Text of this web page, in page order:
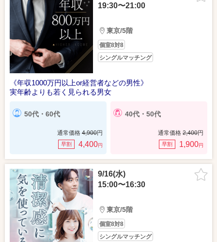
19:30〜21:00
東京/5階
個室8対8
シングルマッチング
《年収1000万円以上or経営者などの男性》
実年齢よりも若く見られる男女
50代・60代
通常価格 4,900円
早割 4,400円
40代・50代
通常価格 2,400円
早割 1,900円
9/16(水)
15:00〜16:30
東京/5階
個室8対8
シングルマッチング